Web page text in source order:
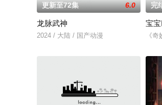
更新至72集 6.0
龙脉武神
2024 / 大陆 / 国产动漫
完
宝
《